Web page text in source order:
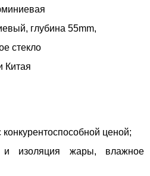
глубина 55mm,
стекло
Китая
ценой;
изоляция жары, влажное